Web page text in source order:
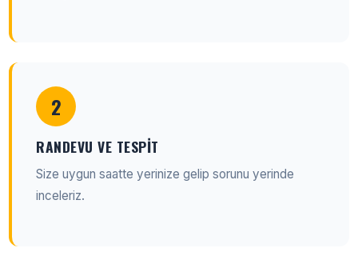
2
RANDEVU VE TESPIT
Size uygun saatte yerinize gelip sorunu yerinde
inceleriz.